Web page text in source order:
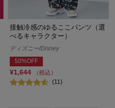
接触冷感のゆるここパンツ（選
べるキャラクター）
ディズニー/Disney
50%OFF
¥1,644
（税込）
(11)